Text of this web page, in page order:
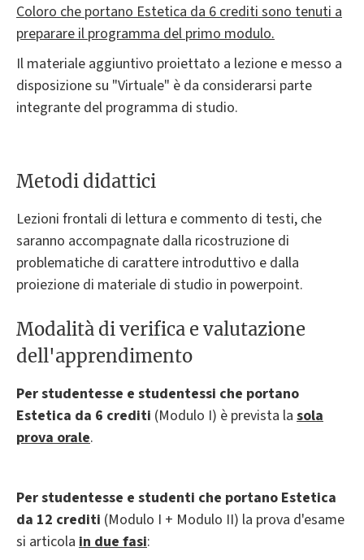
Coloro che portano Estetica da 6 crediti sono tenuti a
preparare il programma del primo modulo.
Il materiale aggiuntivo proiettato a lezione e messo a
disposizione su "Virtuale" è da considerarsi parte
integrante del programma di studio.
Metodi didattici
Lezioni frontali di lettura e commento di testi, che
saranno accompagnate dalla ricostruzione di
problematiche di carattere introduttivo e dalla
proiezione di materiale di studio in powerpoint.
Modalità di verifica e valutazione
dell'apprendimento
Per studentesse e studentessi che portano
Estetica da 6 crediti (Modulo I) è prevista la sola
prova orale.
Per studentesse e studenti che portano Estetica
da 12 crediti (Modulo I + Modulo II) la prova d'esame
si articola in due fasi: